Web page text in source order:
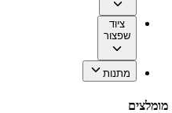
ציוד
שפצור
מתנות
מומלצים